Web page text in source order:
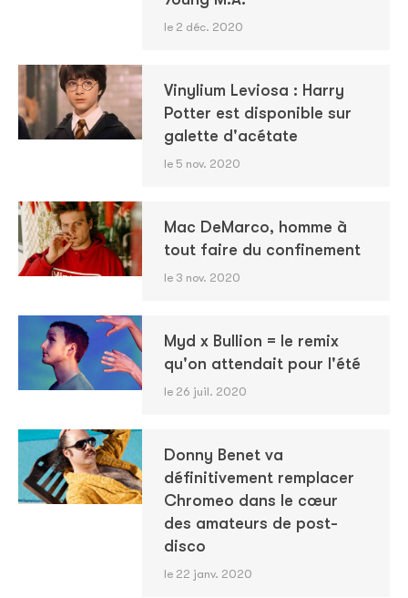
le 2 déc. 2020
Vinylium Leviosa : Harry
Potter est disponible sur
galette d'acétate
le 5 nov. 2020
Mac DeMarco, homme à
tout faire du confinement
le 3 nov. 2020
Myd x Bullion = le remix
qu'on attendait pour l'été
le 26 juil. 2020
Donny Benet va
définitivement remplacer
Chromeo dans le cœur
des amateurs de post-
disco
le 22 janv. 2020